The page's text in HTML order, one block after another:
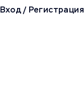
Вход/ Регистрация